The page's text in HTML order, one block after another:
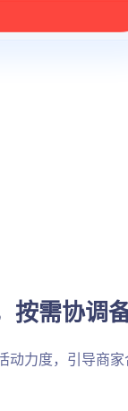
按需协调
动力度，引导商家